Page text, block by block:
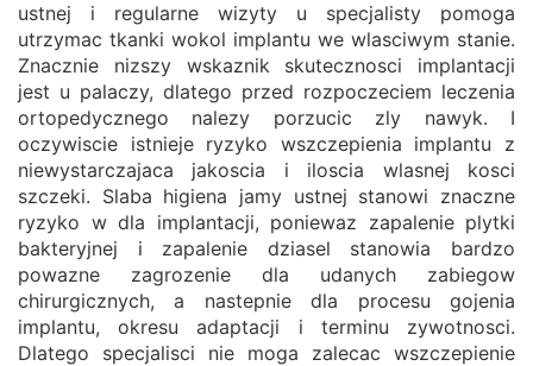
ustnej i regularne wizyty u specjalisty pomoga
utrzymac tkanki wokol implantu we wlasciwym stanie.
Znacznie nizszy wskaznik skutecznosci implantacji
jest u palaczy, dlatego przed rozpoczeciem leczenia
ortopedycznego nalezy porzucic zly nawyk. I
oczywiscie istnieje ryzyko wszczepienia implantu z
niewystarczajaca jakoscia i iloscia wlasnej kosci
szczeki. Slaba higiena jamy ustnej stanowi znaczne
ryzyko w dla implantacji, poniewaz zapalenie plytki
bakteryjnej i zapalenie dziasel stanowia bardzo
powazne zagrozenie dla udanych zabiegow
chirurgicznych, a nastepnie dla procesu gojenia
implantu, okresu adaptacji i terminu zywotnosci.
Dlatego specjalisci nie moga zalecac wszczepienie